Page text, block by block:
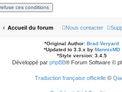
Accueil du forum Nous contacter
*Original Author: Brad Veryard
*Updated to 3.3.x by MannixMD
*Style version: 3.4.5
Développé par phpBB® Forum Software ©
Traduction française officielle©